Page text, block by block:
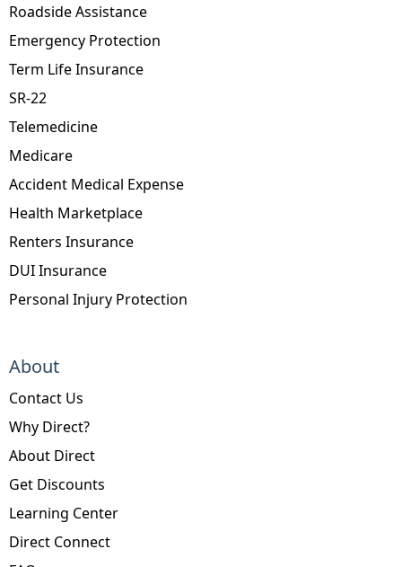
Roadside Assistance
Emergency Protection
Term Life Insurance
SR-22
Telemedicine
Medicare
Accident Medical Expense
Health Marketplace
Renters Insurance
DUI Insurance
Personal Injury Protection
About
Contact Us
Why Direct?
About Direct
Get Discounts
Learning Center
Direct Connect